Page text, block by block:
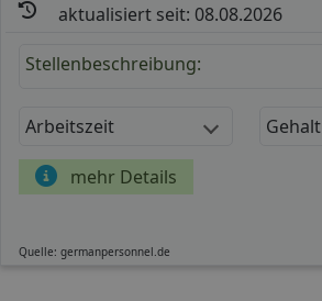
aktualisiert seit: 08.08.2026
Stellenbeschreibung:
Arbeitszeit Gehalt
mehr Details
Quelle: germanpersonnel.de